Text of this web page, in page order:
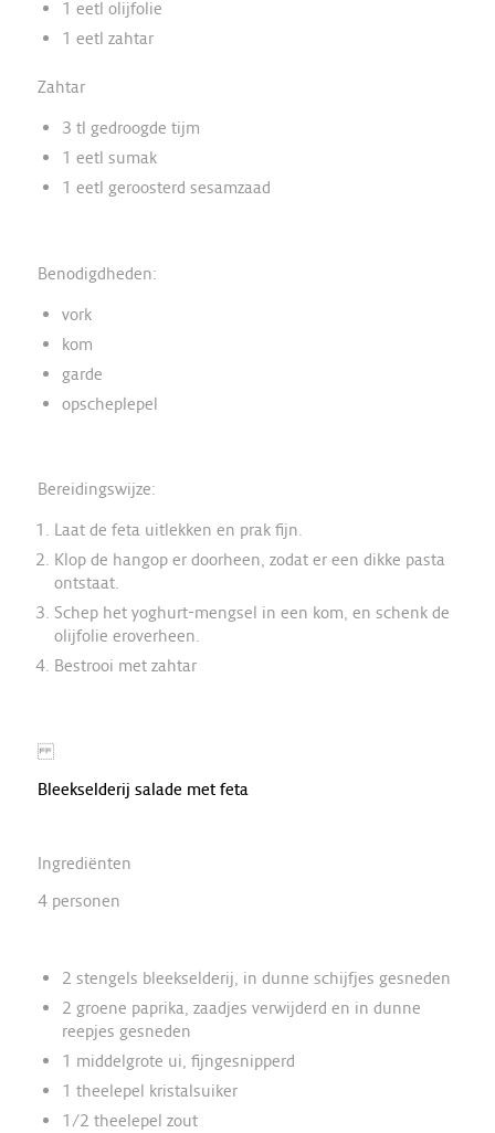
1 eetl olijfolie
1 eetl zahtar
Zahtar
3 tl gedroogde tijm
1 eetl sumak
1 eetl geroosterd sesamzaad
Benodigdheden:
vork
kom
garde
opscheplepel
Bereidingswijze:
Laat de feta uitlekken en prak fijn.
Klop de hangop er doorheen, zodat er een dikke pasta
ontstaat.
Schep het yoghurt-mengsel in een kom, en schenk de
olijfolie eroverheen.
Bestrooi met zahtar
Bleekselderij salade met feta
Ingrediënten
4 personen
2 stengels bleekselderij, in dunne schijfjes gesneden
2 groene paprika, zaadjes verwijderd en in dunne
reepjes gesneden
1 middelgrote ui, fijngesnipperd
1 theelepel kristalsuiker
1/2 theelepel zout